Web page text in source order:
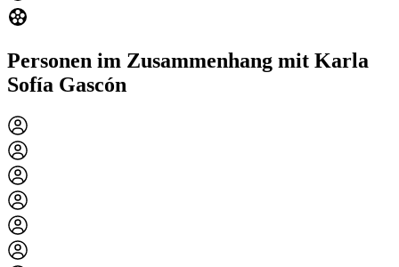
Personen im Zusammenhang mit Karla
Sofía Gascón